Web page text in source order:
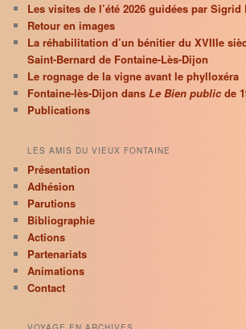
Les visites de l’été 2026 guidées par Sigrid
Retour en images
La réhabilitation d’un bénitier du XVIIIe
Saint-Bernard de Fontaine-Lès-Dijon
Le rognage de la vigne avant le phylloxéra
Fontaine-lès-Dijon dansLe Bien publicde
Publications
LES AMIS DU VIEUX FONTAINE
Présentation
Adhésion
Parutions
Bibliographie
Actions
Partenariats
Animations
Contact